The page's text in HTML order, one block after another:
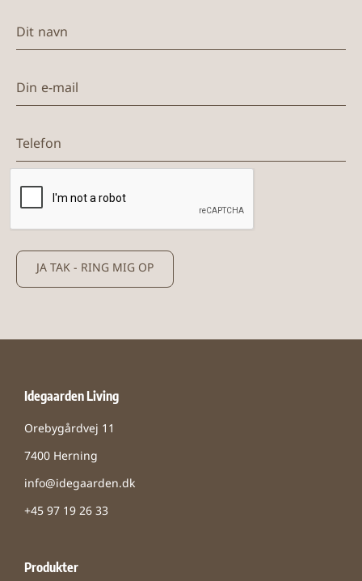
JA TAK - RING MIG OP
Idegaarden Living
Orebygårdvej 11
7400 Herning
info@idegaarden.dk
+45 97 19 26 33
Produkter